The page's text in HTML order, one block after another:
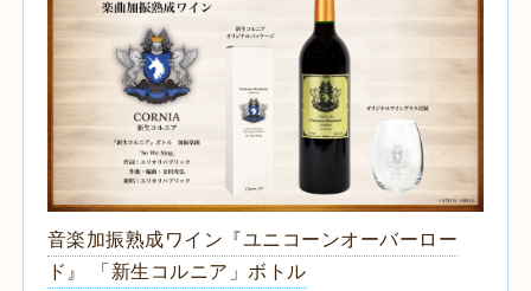
音楽加振熟成ワイン『ユニコーンオーバーロー
ド』 「新生コルニア」ボトル